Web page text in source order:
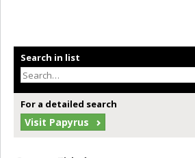
Search in list
For a detailed search
Visit Papyrus